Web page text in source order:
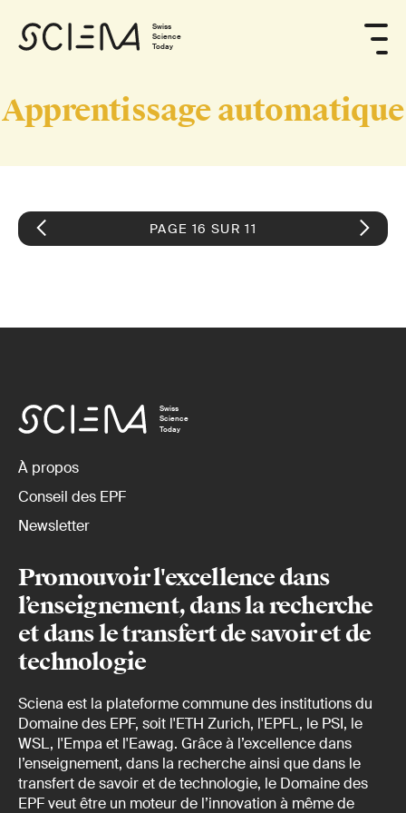
Swiss
Science
Today
Apprentissage automatique
PAGE 16 SUR 11
Swiss
Science
Today
À propos
Conseil des EPF
Newsletter
Promouvoir l'excellence dans
l’enseignement, dans la recherche
et dans le transfert de savoir et de
technologie
Sciena est la plateforme commune des institutions du
Domaine des EPF, soit l'ETH Zurich, l'EPFL, le PSI, le
WSL, l'Empa et l'Eawag. Grâce à l’excellence dans
l’enseignement, dans la recherche ainsi que dans le
transfert de savoir et de technologie, le Domaine des
EPF veut être un moteur de l’innovation à même de